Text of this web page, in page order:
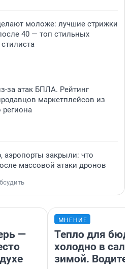
моложе: лучшие стрижки
40 — топ стильных
за атак БПЛА. Рейтинг
маркетплейсов из
региона
аэропорты закрыли: что
массовой атаки дронов
—
МНЕНИЕ
Тепло для
холодно в
зимой.